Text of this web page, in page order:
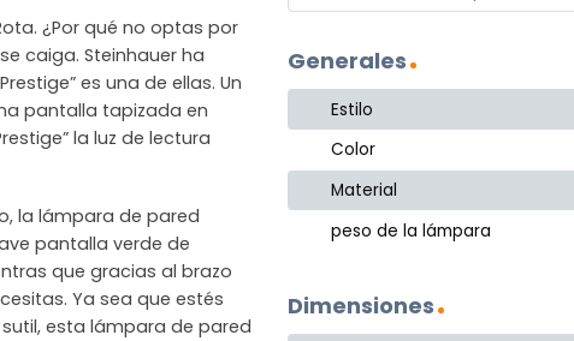
¿Por qué no optas por
caiga. Steinhauer ha
es una de ellas. Un
pantalla tapizada en
la luz de lectura
la lámpara de pared
pantalla verde de
que gracias al brazo
Ya sea que estés
esta lámpara de pared
Generales
Estilo
Color
Material
peso de la lámpara
Dimensiones